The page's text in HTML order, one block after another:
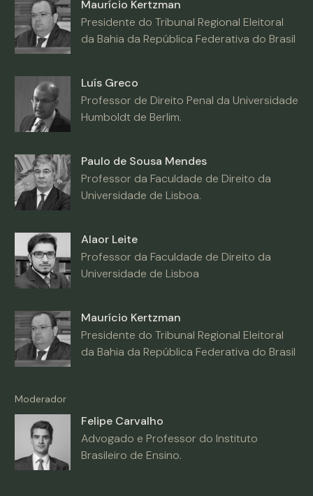
Maurício Kertzman
Presidente do Tribunal Regional Eleitoral
da Bahia da República Federativa do Brasil
Luís Greco
Professor de Direito Penal da Universidade
Humboldt de Berlim.
Paulo de Sousa Mendes
Professor da Faculdade de Direito da
Universidade de Lisboa.
Alaor Leite
Professor da Faculdade de Direito da
Universidade de Lisboa
Maurício Kertzman
Presidente do Tribunal Regional Eleitoral
da Bahia da República Federativa do Brasil
Moderador
Felipe Carvalho
Advogado e Professor do Instituto
Brasileiro de Ensino.